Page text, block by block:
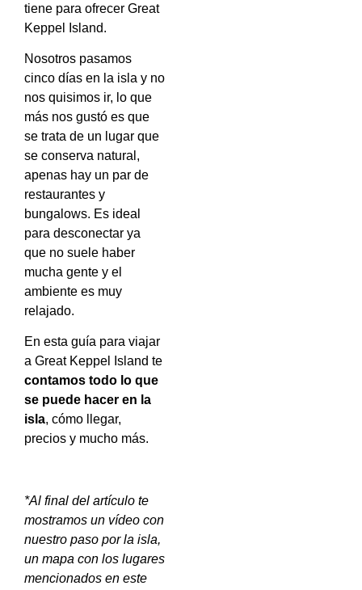
tiene para ofrecer Great
Keppel Island.
Nosotros pasamos
cinco días en la isla y no
nos quisimos ir, lo que
más nos gustó es que
se trata de un lugar que
se conserva natural,
apenas hay un par de
restaurantes y
bungalows. Es ideal
para desconectar ya
que no suele haber
mucha gente y el
ambiente es muy
relajado.
En esta guía para viajar
a Great Keppel Island te
contamos todo lo que
se puede hacer en la
isla, cómo llegar,
precios y mucho más.
*Al final del artículo te
mostramos un vídeo con
nuestro paso por la isla,
un mapa con los lugares
mencionados en este